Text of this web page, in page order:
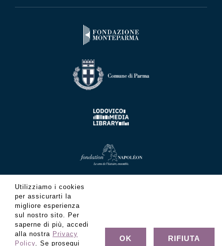
Utilizziamo i cookies
per assicurarti la
migliore esperienza
sul nostro sito. Per
saperne di più, accedi
alla nostra Privacy
Policy. Se prosegui
OK RIFIUTA